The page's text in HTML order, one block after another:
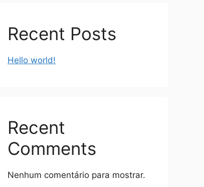
Recent Posts
Hello world!
Recent
Comments
Nenhum comentário para mostrar.